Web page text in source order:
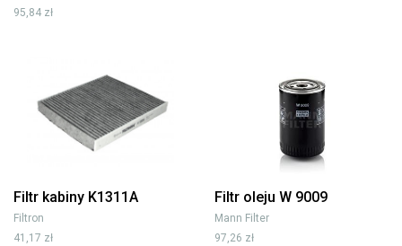
95,84 zł
Filtr kabiny K1311A
Filtron
41,17 zł
Filtr oleju W 9009
Mann Filter
97,26 zł